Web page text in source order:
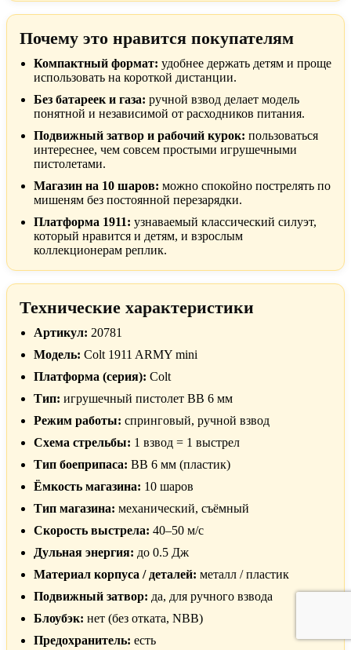
Почему это нравится покупателям
Компактный формат: удобнее держать детям и проще
использовать на короткой дистанции.
Без батареек и газа: ручной взвод делает модель
понятной и независимой от расходников питания.
Подвижный затвор и рабочий курок: пользоваться
интереснее, чем совсем простыми игрушечными
пистолетами.
Магазин на 10 шаров: можно спокойно пострелять по
мишеням без постоянной перезарядки.
Платформа 1911: узнаваемый классический силуэт,
который нравится и детям, и взрослым
коллекционерам реплик.
Технические характеристики
Артикул: 20781
Модель: Colt 1911 ARMY mini
Платформа (серия): Colt
Тип: игрушечный пистолет BB 6 мм
Режим работы: спринговый, ручной взвод
Схема стрельбы: 1 взвод = 1 выстрел
Тип боеприпаса: BB 6 мм (пластик)
Ёмкость магазина: 10 шаров
Тип магазина: механический, съёмный
Скорость выстрела: 40–50 м/с
Дульная энергия: до 0.5 Дж
Материал корпуса / деталей: металл / пластик
Подвижный затвор: да, для ручного взвода
Блоубэк: нет (без отката, NBB)
Предохранитель: есть